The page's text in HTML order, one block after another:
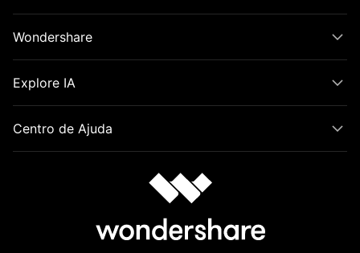
Wondershare
Explore IA
Centro de Ajuda